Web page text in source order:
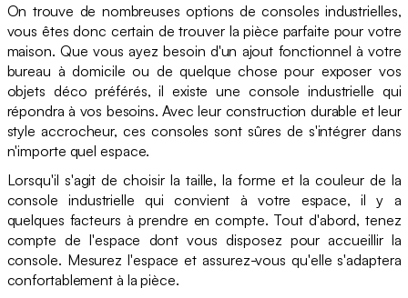
On trouve de nombreuses options de consoles industrielles,
vous êtes donc certain de trouver la pièce parfaite pour votre
maison. Que vous ayez besoin d'un ajout fonctionnel à votre
bureau à domicile ou de quelque chose pour exposer vos
objets déco préférés, il existe une console industrielle qui
répondra à vos besoins. Avec leur construction durable et leur
style accrocheur, ces consoles sont sûres de s'intégrer dans
n'importe quel espace.
Lorsqu'il s'agit de choisir la taille, la forme et la couleur de la
console industrielle qui convient à votre espace, il y a
quelques facteurs à prendre en compte. Tout d'abord, tenez
compte de l'espace dont vous disposez pour accueillir la
console. Mesurez l'espace et assurez-vous qu'elle s'adaptera
confortablement à la pièce.